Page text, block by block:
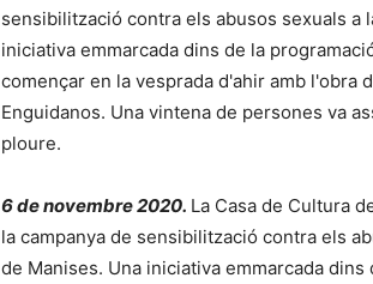
6 de novembre 2020. La Casa de Cultura
la campanya de sensibilització contra els
de Manises. Una iniciativa emmarcada